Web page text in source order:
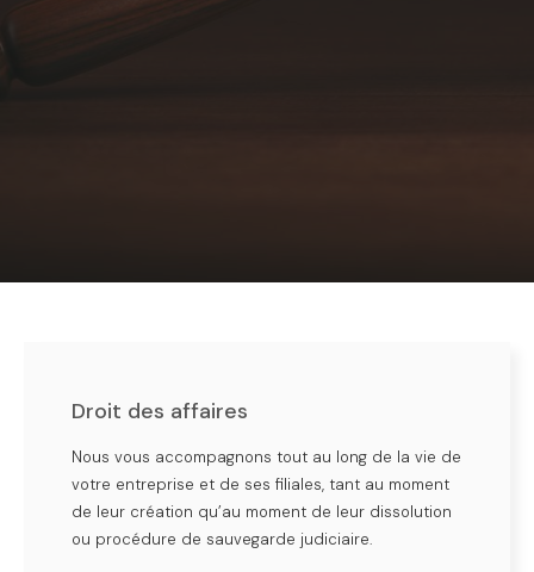
Droit des affaires
Nous vous accompagnons tout au long de la vie de
votre entreprise et de ses filiales, tant au moment
de leur création qu’au moment de leur dissolution
ou procédure de sauvegarde judiciaire.